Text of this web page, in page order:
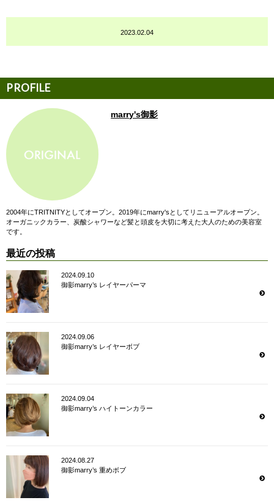
2023.02.04
marry's御影
2004年にTRITNITYとしてオープン。2019年にmarry'sとしてリニューアルオープン。
オーガニックカラー、炭酸シャワーなど髪と頭皮を大切に考えた大人のための美容室
です。
最近の投稿
2024.09.10
御影marry’s レイヤーパーマ
2024.09.06
御影marry’s レイヤーボブ
2024.09.04
御影marry’s ハイトーンカラー
2024.08.27
御影marry’s 重めボブ